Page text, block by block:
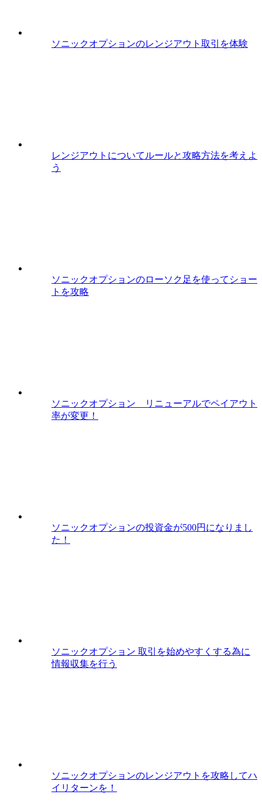
ソニックオプションのレンジアウト取引を体験
レンジアウトについてルールと攻略方法を考えよ
う
ソニックオプションのローソク足を使ってショー
トを攻略
ソニックオプション リニューアルでペイアウト
率が変更！
ソニックオプションの投資金が500円になりまし
た！
ソニックオプション 取引を始めやすくする為に
情報収集を行う
ソニックオプションのレンジアウトを攻略してハ
イリターンを！